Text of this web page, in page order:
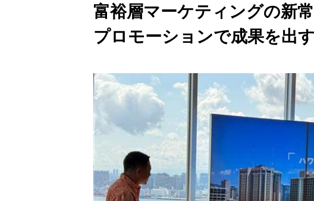
富裕層マーケティングの新
プロモーションで成果を出